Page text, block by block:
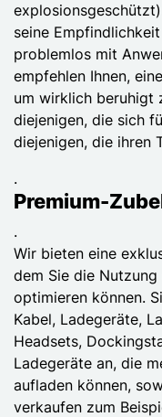
seine
problemlos mit
empfehlen Ihnen,
um wirklich beruhigt
diejenigen, die sich
diejenigen, die ihren
.
Premium-
.
Wir bieten eine
dem Sie die
optimieren können.
Kabel, Ladegeräte,
Headsets,
Ladegeräte an, die
aufladen können,
verkaufen zum